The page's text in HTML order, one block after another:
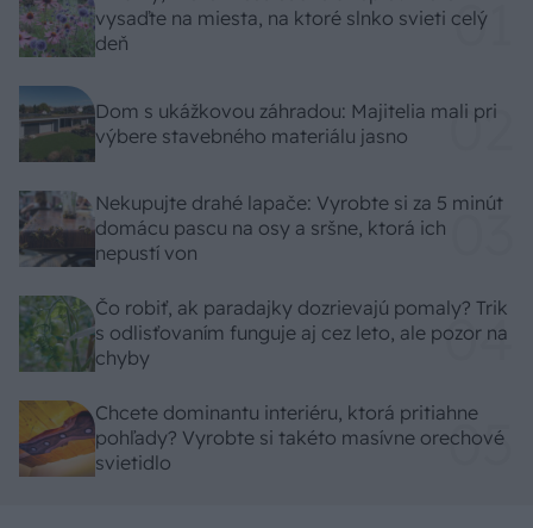
vysaďte na miesta, na ktoré slnko svieti celý
deň
Dom s ukážkovou záhradou: Majitelia mali pri
výbere stavebného materiálu jasno
Nekupujte drahé lapače: Vyrobte si za 5 minút
domácu pascu na osy a sršne, ktorá ich
nepustí von
Čo robiť, ak paradajky dozrievajú pomaly? Trik
s odlisťovaním funguje aj cez leto, ale pozor na
chyby
Chcete dominantu interiéru, ktorá pritiahne
pohľady? Vyrobte si takéto masívne orechové
svietidlo